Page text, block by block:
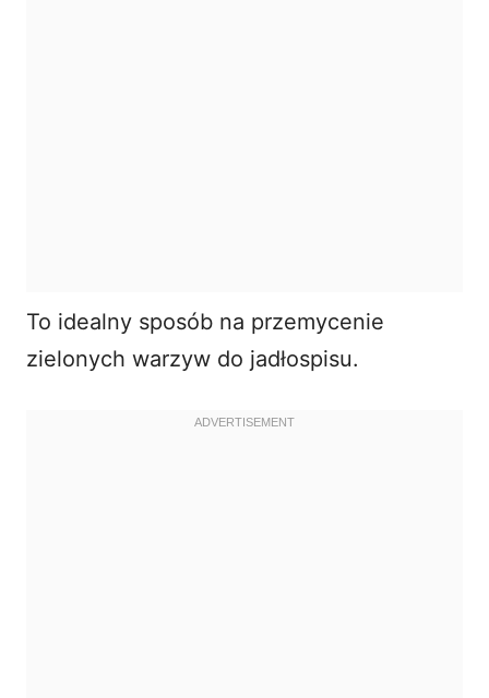
To idealny sposób na przemycenie
zielonych warzyw do jadłospisu.